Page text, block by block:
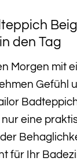
den Tag
Morgen mit
Gefühl
nur eine
für Ihr